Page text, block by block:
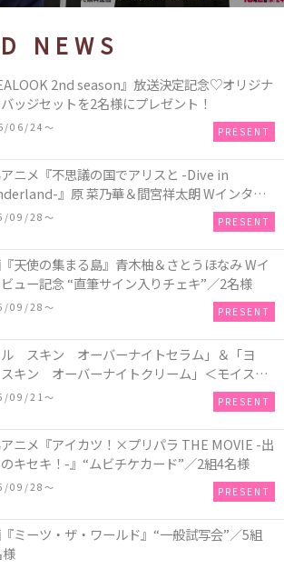
NEWS
2nd season』放送決定記念♡オリジナ
ッジセットを2名様にプレゼント！
06/24〜 PRESENT
ニメ『不思議の国でアリスと -Dive in
』原 菜乃華＆間宮祥太朗 Wインタビ
念 “直筆サイン入りチェキ”／1名様
09/28〜 PRESENT
天使の集まる島』青木柚＆さとうほなみ Wイ
ュー記念 “直筆サイン入りチェキ”／2名様
09/28〜 PRESENT
ル スキン オーバーナイトセラム」＆「ヨ
キン オーバーナイトクリーム」＜モイスト
＞＜クリア セット＞／各1名様・計2名様
09/21〜 PRESENT
ニメ『アイカツ！×プリパラ THE MOVIE -出
キセキ！-』“ムビチケカード”／2組4名様
09/28〜 PRESENT
ミーツ・ザ・ワールド』“一般試写会”／5組